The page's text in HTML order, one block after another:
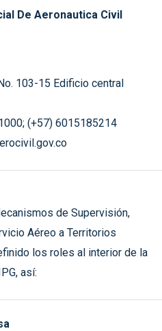
De Aeronautica Civil
103-15 Edificio central
(+57) 6015185214
de Supervisión,
Aéreo a Territorios
los roles al interior de la
así: